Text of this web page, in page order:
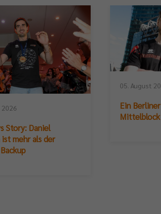
2026
Story: Daniel
ist mehr als der
05. August
Ein
Mittelblock